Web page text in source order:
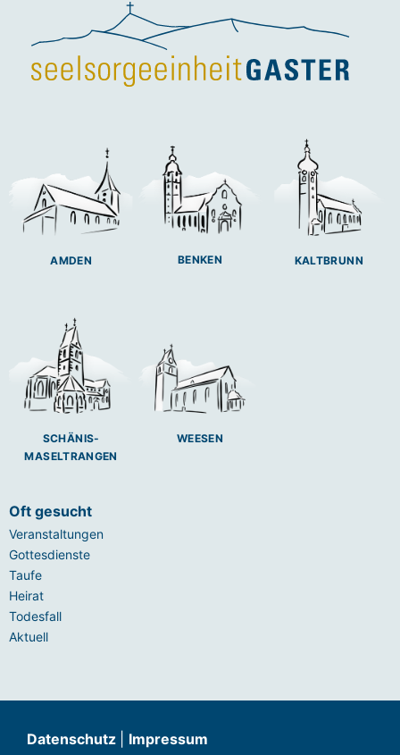
AMDEN BENKEN KALTBRUNN
SCHÄNIS-
MASELTRANGEN
WEESEN
Oft gesucht
Veranstaltungen
Gottesdienste
Taufe
Heirat
Todesfall
Aktuell
Datenschutz Impressum